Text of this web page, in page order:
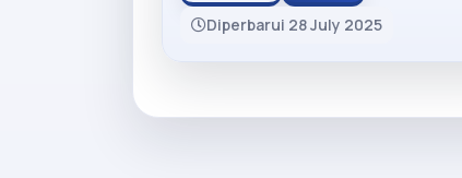
Diperbarui 28 July 2025